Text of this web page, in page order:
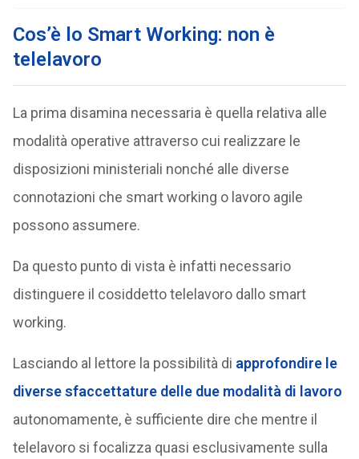
Cos’è lo Smart Working: non è
telelavoro
La prima disamina necessaria è quella relativa alle
modalità operative attraverso cui realizzare le
disposizioni ministeriali nonché alle diverse
connotazioni che smart working o lavoro agile
possono assumere.
Da questo punto di vista è infatti necessario
distinguere il cosiddetto telelavoro dallo smart
working.
Lasciando al lettore la possibilità di approfondire le
diverse sfaccettature delle due modalità di lavoro
autonomamente, è sufficiente dire che mentre il
telelavoro si focalizza quasi esclusivamente sulla